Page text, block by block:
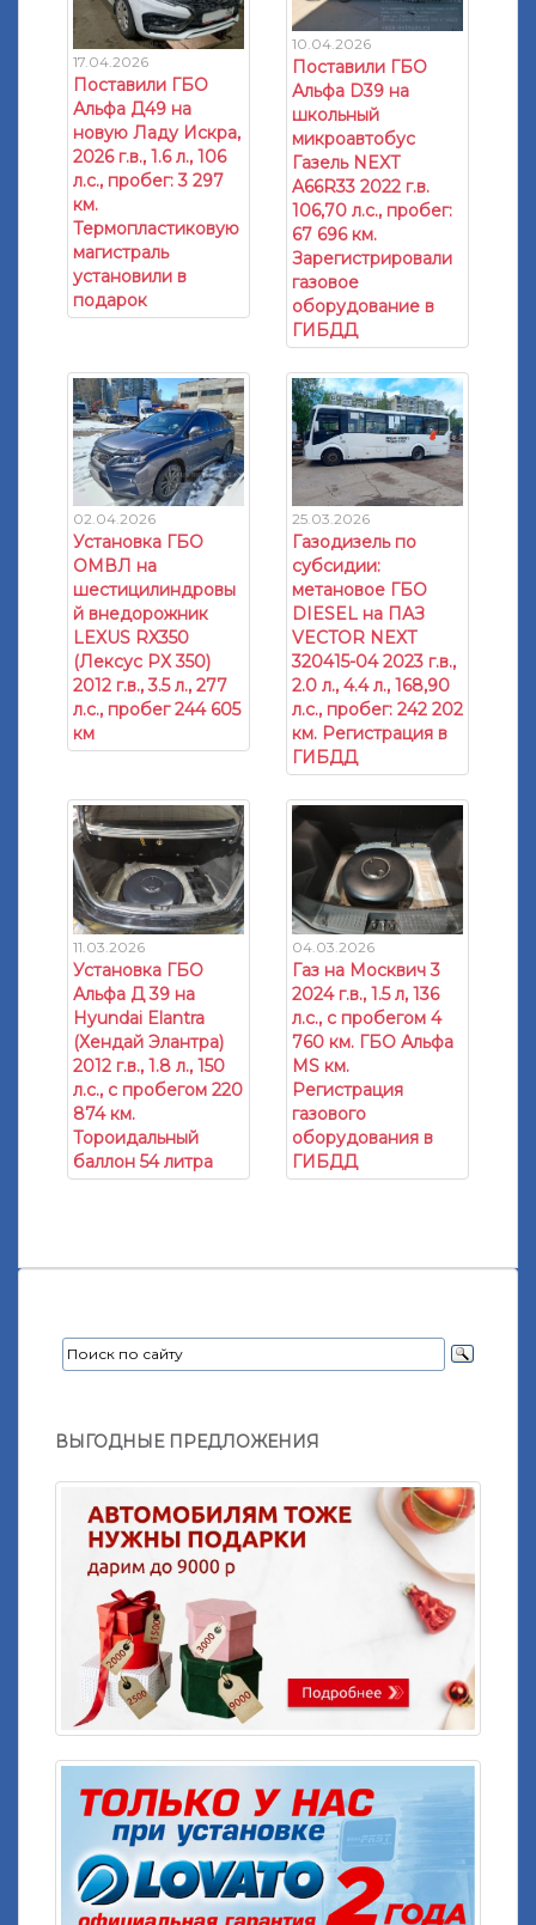
17.04.2026
Поставили ГБО
Альфа Д49 на
новую Ладу Искра,
2026 г.в., 1.6 л., 106
л.с., пробег: 3 297
км.
Термопластиковую
магистраль
установили в
подарок
10.04.2026
Поставили ГБО
Альфа D39 на
школьный
микроавтобус
Газель NEXT
A66R33 2022 г.в.
106,70 л.с., пробег:
67 696 км.
Зарегистрировали
газовое
оборудование в
ГИБДД
02.04.2026
Установка ГБО
ОМВЛ на
шестицилиндровы
й внедорожник
LEXUS RX350
(Лексус РХ 350)
2012 г.в., 3.5 л., 277
л.с., пробег 244 605
км
25.03.2026
Газодизель по
субсидии:
метановое ГБО
DIESEL на ПАЗ
VECTOR NEXT
320415-04 2023 г.в.,
2.0 л., 4.4 л., 168,90
л.с., пробег: 242 202
км. Регистрация в
ГИБДД
11.03.2026
Установка ГБО
Альфа Д 39 на
Hyundai Elantra
(Хендай Элантра)
2012 г.в., 1.8 л., 150
л.с., с пробегом 220
874 км.
Тороидальный
баллон 54 литра
04.03.2026
Газ на Москвич 3
2024 г.в., 1.5 л, 136
л.с., с пробегом 4
760 км. ГБО Альфа
МS км.
Регистрация
газового
оборудования в
ГИБДД
ВЫГОДНЫЕ ПРЕДЛОЖЕНИЯ